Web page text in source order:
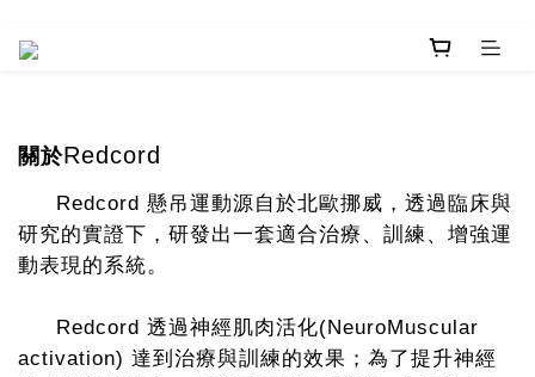
關於Redcord
Redcord 懸吊運動源自於北歐挪威，透過臨床與
研究的實證下，研發出一套適合治療、訓練、增強運
動表現的系統。
Redcord 透過神經肌肉活化(NeuroMuscular
activation) 達到治療與訓練的效果；為了提升神經